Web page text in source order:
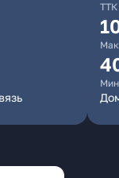
ТТК